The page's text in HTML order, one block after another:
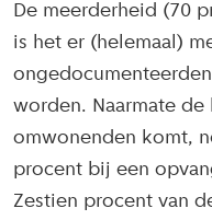
De meerderheid (70
is het er (helemaal)
worden. Naarmate
omwonenden komt,
procent bij een
Zestien procent van